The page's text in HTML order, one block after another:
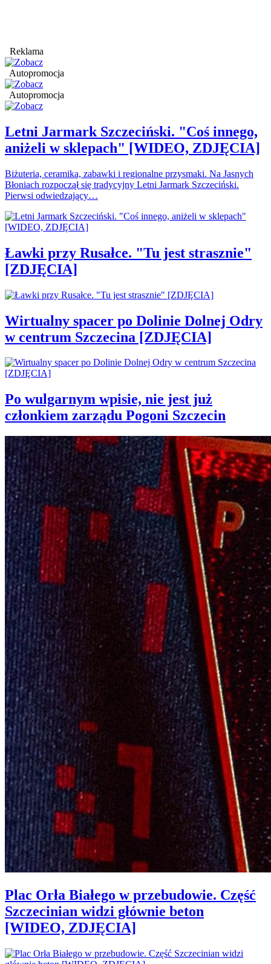
Reklama
Autopromocja
Autopromocja
Letni Jarmark Szczeciński. "Coś innego,
aniżeli w sklepach" [WIDEO, ZDJĘCIA]
Biżuteria, ceramika, zabawki i regionalne przysmaki. Na Jasnych
Błoniach rozpoczął się tradycyjny Letni Jarmark Szczeciński.
Pierwsi odwiedzający…
Ławki przy Rusałce. "Tu jest strasznie"
[ZDJĘCIA]
Wirtualny spacer po Dolinie Dolnej Odry
w centrum Szczecina [ZDJĘCIA]
Po wulgarnym wpisie, nie jest już
członkiem zarządu Pogoni Szczecin
Plac Orła Białego w przebudowie. Część
Szczecinian widzi głównie beton
[WIDEO, ZDJĘCIA]